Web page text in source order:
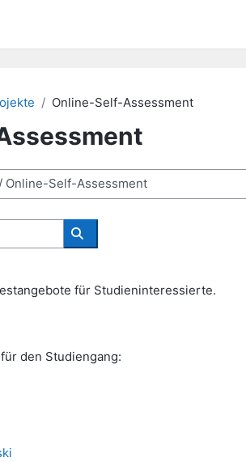
Online-Self-Assessment
Kurse suchen
für Studieninteressierte.
den Studiengang: